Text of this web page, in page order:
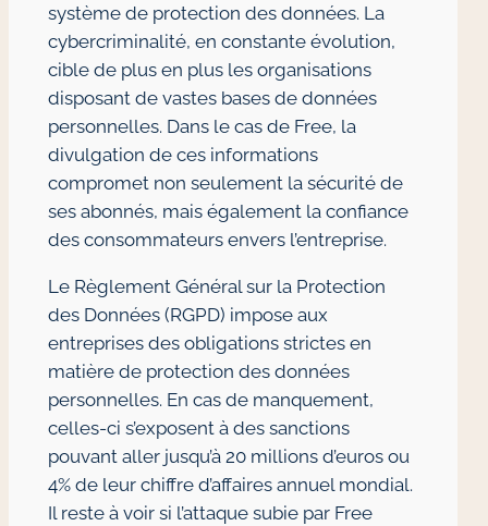
système de protection des données. La
cybercriminalité, en constante évolution,
cible de plus en plus les organisations
disposant de vastes bases de données
personnelles. Dans le cas de Free, la
divulgation de ces informations
compromet non seulement la sécurité de
ses abonnés, mais également la confiance
des consommateurs envers l’entreprise.
Le Règlement Général sur la Protection
des Données (RGPD) impose aux
entreprises des obligations strictes en
matière de protection des données
personnelles. En cas de manquement,
celles-ci s’exposent à des sanctions
pouvant aller jusqu’à 20 millions d’euros ou
4% de leur chiffre d’affaires annuel mondial.
Il reste à voir si l’attaque subie par Free